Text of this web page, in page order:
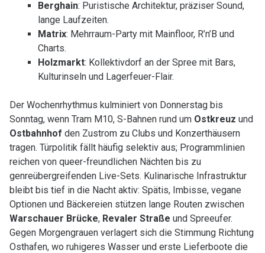
Berghain: Puristische Architektur, präziser Sound,
lange Laufzeiten.
Matrix: Mehrraum-Party mit Mainfloor, R’n’B und
Charts.
Holzmarkt: Kollektivdorf an der Spree mit Bars,
Kulturinseln und Lagerfeuer-Flair.
Der Wochenrhythmus kulminiert von Donnerstag bis
Sonntag, wenn Tram M10, S-Bahnen rund um Ostkreuz und
Ostbahnhof den Zustrom zu Clubs und Konzerthäusern
tragen. Türpolitik fällt häufig selektiv aus; Programmlinien
reichen von queer-freundlichen Nächten bis zu
genreübergreifenden Live-Sets. Kulinarische Infrastruktur
bleibt bis tief in die Nacht aktiv: Spätis, Imbisse, vegane
Optionen und Bäckereien stützen lange Routen zwischen
Warschauer Brücke, Revaler Straße und Spreeufer.
Gegen Morgengrauen verlagert sich die Stimmung Richtung
Osthafen, wo ruhigeres Wasser und erste Lieferboote die